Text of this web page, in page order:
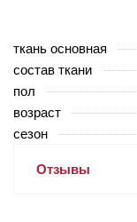
ткань основная
состав ткани
пол
возраст
сезон
Отзывы